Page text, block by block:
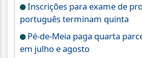
Inscrições para exame de
português terminam quinta
Pé-de-Meia paga quarta
em julho e agosto